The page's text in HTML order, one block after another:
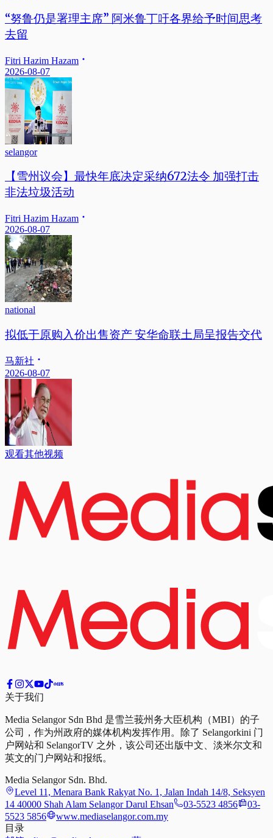
“努鲁仍是署理主席” 阿米鲁丁吁各界给予时间思考
去留
Fitri Hazim Hazam
2026-08-07
selangor
【雪州议会】最快年底决定采纳672法令 加强打击
非法垃圾活动
Fitri Hazim Hazam
2026-08-07
national
拟低于原购入价出售资产 安华命联土局呈报告交代
马新社
2026-08-07
观看其他视频
关于我们
Media Selangor Sdn Bhd 是雪兰莪州务大臣机构（MBI）的子
公司，作为州政府的媒体机构发挥作用。除了 Selangorkini 门
户网站和 SelangorTV 之外，该公司还出版中文、淡米尔文和
英文的门户网站和报纸。
Media Selangor Sdn. Bhd.
Level 11, Menara Bank Rakyat No. 1, Jalan Indah 14/8, Seksyen
14 40000 Shah Alam Selangor Darul Ehsan
03-5523 4856
03-
5523 5856
www.mediaselangor.com.my
目录